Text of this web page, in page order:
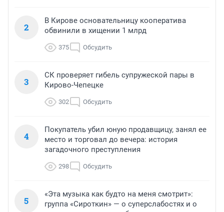
2
В Кирове основательницу кооператива
обвинили в хищении 1 млрд
375 Обсудить
3
СК проверяет гибель супружеской пары в
Кирово-Чепецке
302 Обсудить
4
Покупатель убил юную продавщицу, занял ее
место и торговал до вечера: история
загадочного преступления
298 Обсудить
5
«Эта музыка как будто на меня смотрит»:
группа «Сироткин» — о суперслабостях и о